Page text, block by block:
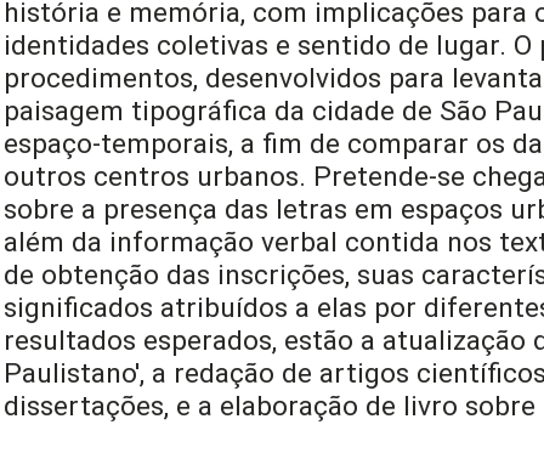
história e memória, com implicações para
identidades coletivas e sentido de lugar.
procedimentos, desenvolvidos para
paisagem tipográfica da cidade de São
espaço-temporais, a fim de comparar os
outros centros urbanos. Pretende-se
sobre a presença das letras em espaços
além da informação verbal contida nos
de obtenção das inscrições, suas
significados atribuídos a elas por
resultados esperados, estão a atualização
Paulistano', a redação de artigos
dissertações, e a elaboração de livro